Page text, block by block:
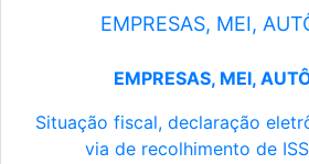
EMPRESAS, MEI,
EMPRESAS, MEI,
Situação fiscal, declaração
via de recolhimento de